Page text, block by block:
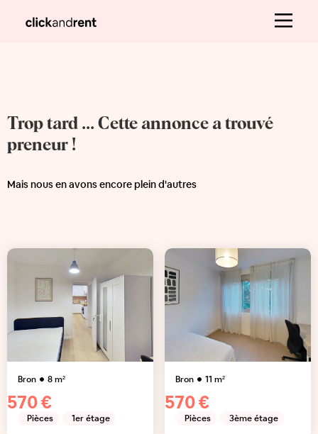
Trop tard ... Cette annonce a trouvé
preneur !
Mais nous en avons encore plein d'autres
Bron 8m²
570 €
Pièces 1er étage
Bron 11 m²
570 €
Pièces 3ème étage